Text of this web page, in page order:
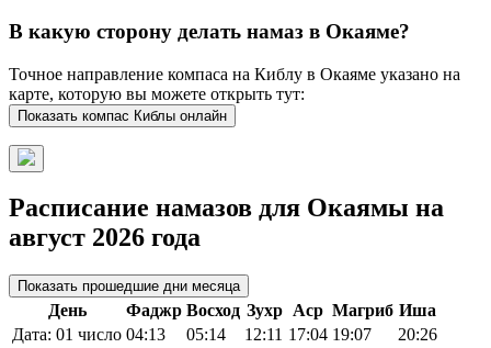
В какую сторону делать намаз в Окаяме?
Точное направление компаса на Киблу в Окаяме указано на
карте, которую вы можете открыть тут:
Показать компас Киблы онлайн
Расписание намазов для Окаямы на
август 2026 года
Показать прошедшие дни месяца
День Фаджр Восход Зухр Аср Магриб Иша
Дата: 01 число 04:13 05:14 12:11 17:04 19:07 20:26